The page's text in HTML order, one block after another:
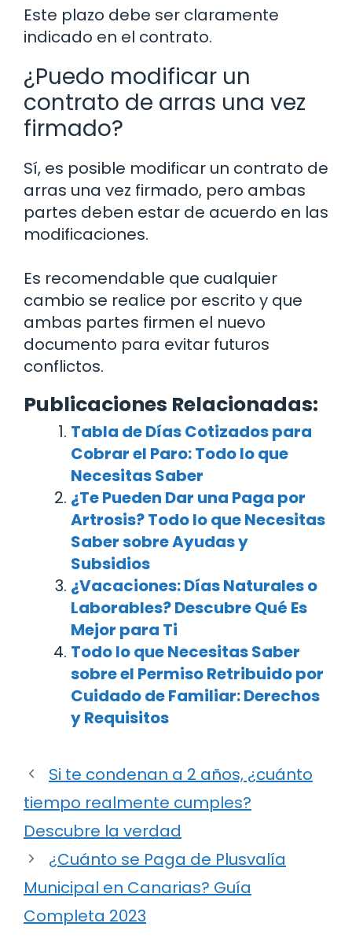
Este plazo debe ser claramente
indicado en el contrato.
¿Puedo modificar un
contrato de arras una vez
firmado?
Sí, es posible modificar un contrato de
arras una vez firmado, pero ambas
partes deben estar de acuerdo en las
modificaciones.
Es recomendable que cualquier
cambio se realice por escrito y que
ambas partes firmen el nuevo
documento para evitar futuros
conflictos.
Publicaciones Relacionadas:
Tabla de Días Cotizados para
Cobrar el Paro: Todo lo que
Necesitas Saber
¿Te Pueden Dar una Paga por
Artrosis? Todo lo que Necesitas
Saber sobre Ayudas y
Subsidios
¿Vacaciones: Días Naturales o
Laborables? Descubre Qué Es
Mejor para Ti
Todo lo que Necesitas Saber
sobre el Permiso Retribuido por
Cuidado de Familiar: Derechos
y Requisitos
Si te condenan a 2 años, ¿cuánto
tiempo realmente cumples?
Descubre la verdad
¿Cuánto se Paga de Plusvalía
Municipal en Canarias? Guía
Completa 2023